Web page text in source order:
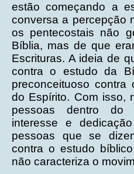
estão começando a
conversa a percepção
os pentecostais não
Bíblia, mas de que
Escrituras. A ideia de
contra o estudo da
preconceituoso
do Espírito. Com isso,
pessoas dentro do
interesse e
pessoas que se
contra o estudo
não caracteriza o